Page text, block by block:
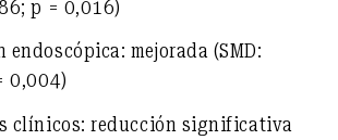
p = 0,016)
endoscópica: mejorada (SMD:
0,004)
clínicos: reducción significativa